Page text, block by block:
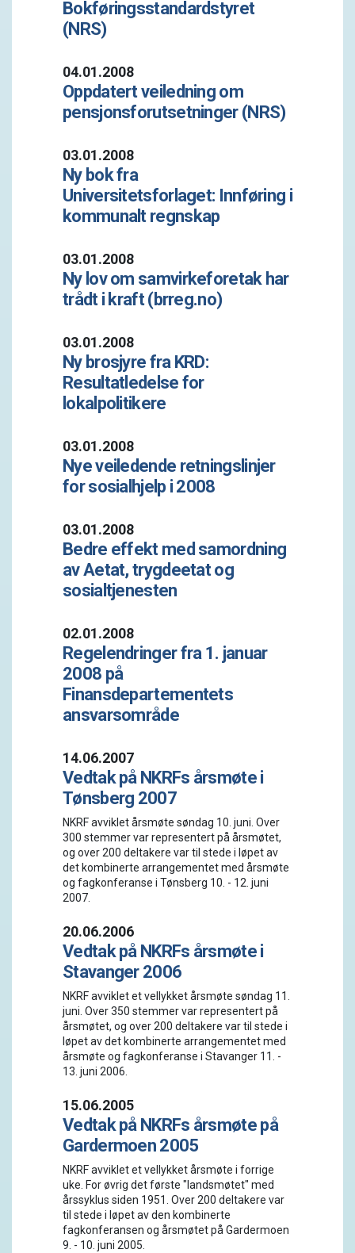
Bokføringsstandardstyret
(NRS)
04.01.2008
Oppdatert veiledning om
pensjonsforutsetninger (NRS)
03.01.2008
Ny bok fra
Universitetsforlaget: Innføring i
kommunalt regnskap
03.01.2008
Ny lov om samvirkeforetak har
trådt i kraft (brreg.no)
03.01.2008
Ny brosjyre fra KRD:
Resultatledelse for
lokalpolitikere
03.01.2008
Nye veiledende retningslinjer
for sosialhjelp i 2008
03.01.2008
Bedre effekt med samordning
av Aetat, trygdeetat og
sosialtjenesten
02.01.2008
Regelendringer fra 1. januar
2008 på
Finansdepartementets
ansvarsområde
14.06.2007
Vedtak på NKRFs årsmøte i
Tønsberg 2007
NKRF avviklet årsmøte søndag 10. juni. Over
300 stemmer var representert på årsmøtet,
og over 200 deltakere var til stede i løpet av
det kombinerte arrangementet med årsmøte
og fagkonferanse i Tønsberg 10. - 12. juni
2007.
20.06.2006
Vedtak på NKRFs årsmøte i
Stavanger 2006
NKRF avviklet et vellykket årsmøte søndag 11.
juni. Over 350 stemmer var representert på
årsmøtet, og over 200 deltakere var til stede i
løpet av det kombinerte arrangementet med
årsmøte og fagkonferanse i Stavanger 11. -
13. juni 2006.
15.06.2005
Vedtak på NKRFs årsmøte på
Gardermoen 2005
NKRF avviklet et vellykket årsmøte i forrige
uke. For øvrig det første "landsmøtet" med
årssyklus siden 1951. Over 200 deltakere var
til stede i løpet av den kombinerte
fagkonferansen og årsmøtet på Gardermoen
9. - 10. juni 2005.